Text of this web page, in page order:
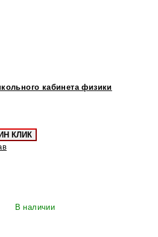
кабинета физики
КЛИК
В наличии